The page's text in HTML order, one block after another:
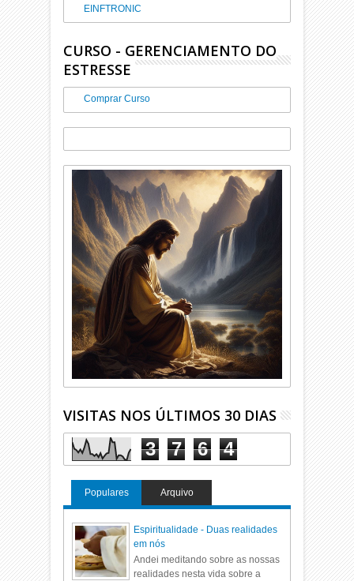
EINFTRONIC
CURSO - GERENCIAMENTO DO
ESTRESSE
Comprar Curso
VISITAS NOS ÚLTIMOS 30 DIAS
3 7 6 4
Populares Arquivo
Espiritualidade - Duas realidades
em nós
Andei meditando sobre as nossas
realidades nesta vida sobre a